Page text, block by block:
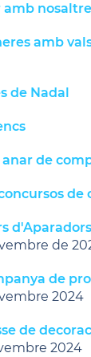
amb
amb
de Nadal
de
de
de
de
2024
de
2024